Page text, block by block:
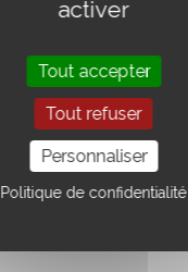
activer
Tout accepter
Tout refuser
Personnaliser
Politique de confidentialité